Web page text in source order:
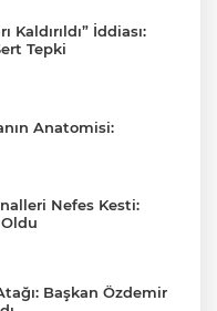
Kaldırıldı” İddiası:
Tepki
Anatomisi:
Nefes Kesti:
Başkan Özdemir